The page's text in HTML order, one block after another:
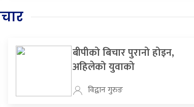
बीपीको बिचार पुरानो होइन,
अहिलेको युवाको
विद्वान गुरुङ